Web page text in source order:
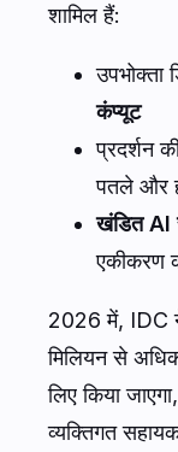
शामिल हैं:
उपभोक्ता
कंप्यूट
प्रदर्शन
पतले और
खंडित AI
एकीकरण
2026 में, IDC
मिलियन से
लिए किया
व्यक्तिगत